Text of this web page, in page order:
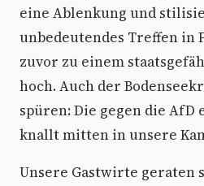
eine Ablenkung und
unbedeutendes Treffen in
zuvor zu einem
hoch. Auch der
spüren: Die gegen die
knallt mitten in unsere
Unsere Gastwirte geraten